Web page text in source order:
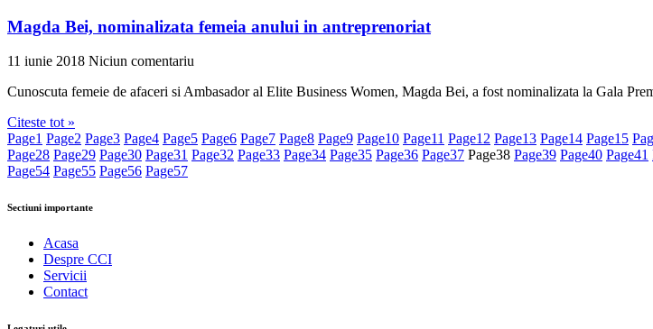
Magda Bei, nominalizata femeia anului in antreprenoriat
11 iunie 2018 Niciun comentariu
Cunoscuta femeie de afaceri si Ambasador al Elite Business Women, Magda Bei, a fost nominalizata la Gala
Citeste tot »
Page1 Page2 Page3 Page4 Page5 Page6 Page7 Page8 Page9 Page10 Page11 Page12 Page13 Page14 Page15
Page28 Page29 Page30 Page31 Page32 Page33 Page34 Page35 Page36 Page37 Page38 Page39 Page40 Page41
Page54 Page55 Page56 Page57
Sectiuni importante
Acasa
Despre CCI
Servicii
Contact